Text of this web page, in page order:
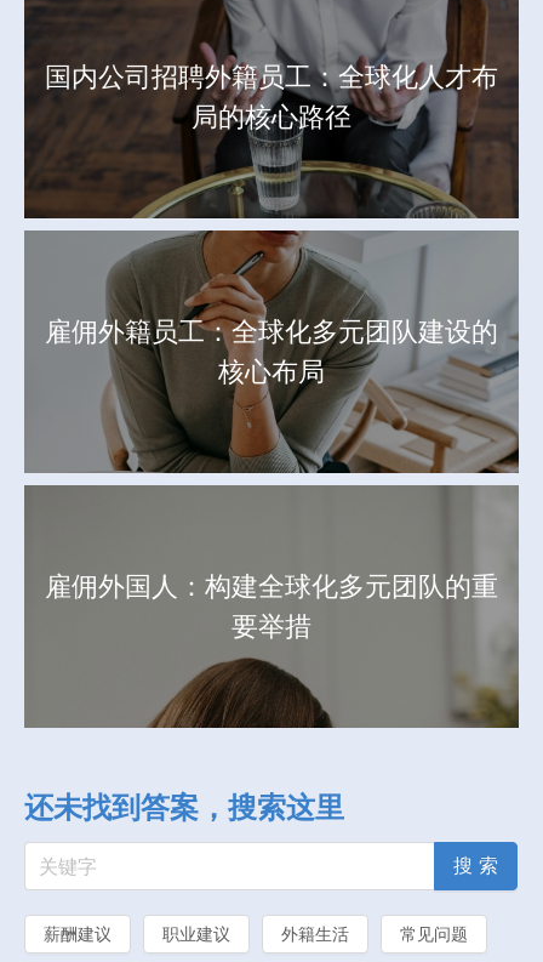
国内公司招聘外籍员工：全球化人才布
局的核心路径
雇佣外籍员工：全球化多元团队建设的
核心布局
雇佣外国人：构建全球化多元团队的重
要举措
还未找到答案，搜索这里
搜 索
薪酬建议 职业建议 外籍生活 常见问题